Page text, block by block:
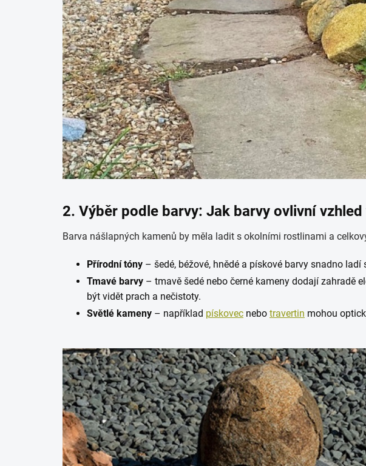
2. Výběr podle barvy: Jak barvy ovlivní vzhled
Barva nášlapných kamenů by měla ladit s okolními rostlinami a
Přírodní tóny – šedé, béžové, hnědé a pískové barvy snadno
Tmavé barvy – tmavě šedé nebo černé kameny dodají zahradě
být vidět prach a nečistoty.
Světlé kameny – například pískovec nebo travertin mohou